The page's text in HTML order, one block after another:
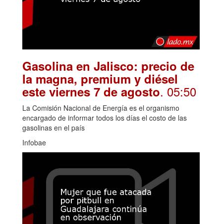
Gasolina en Jalisco: precio de
la magna, premium y diésel
este viernes 7 de agosto. 05:50
La Comisión Nacional de Energía es el organismo
encargado de informar todos los días el costo de las
gasolinas en el país
Infobae